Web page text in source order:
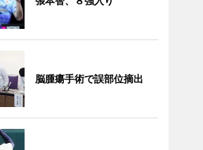
脳腫瘍手術で誤部位摘出